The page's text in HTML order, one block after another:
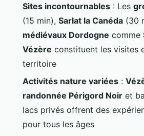
Sites incontournables : Les
(15 min), Sarlat la Canéda (30
médiévaux Dordogne comme
Vézère constituent les visites
territoire
Activités nature variées :
randonnée Périgord Noir et
lacs privés offrent des
pour tous les âges